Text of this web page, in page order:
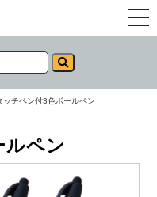
ッチペン付3色ボールペン
ルペン